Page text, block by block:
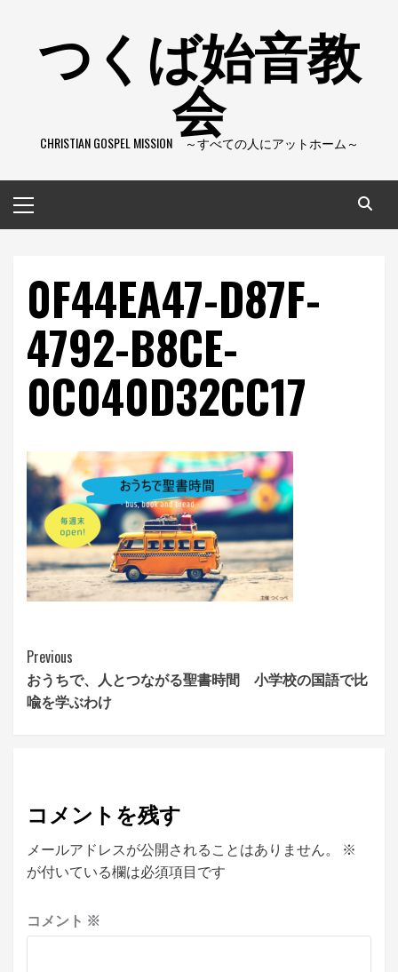
つくば始音教
会
CHRISTIAN GOSPEL MISSION ～すべての人にアットホーム～
イ
ン
0F44EA47-D87F-
4792-B8CE-
0C040D32CC17
Continue
Reading
Previous
おうちで、人とつながる聖書時間 小学校の国語で比
喩を学ぶわけ
コメントを残す
メールアドレスが公開されることはありません。
※
が付いている欄は必須項目です
コメント ※